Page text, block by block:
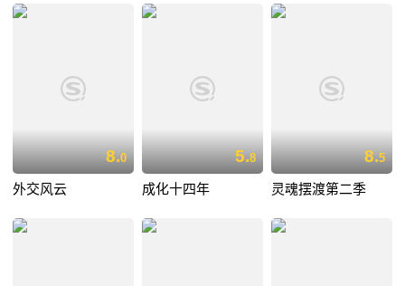
8.0
外交风云
5.8
成化十四年
8.5
灵魂摆渡第二季